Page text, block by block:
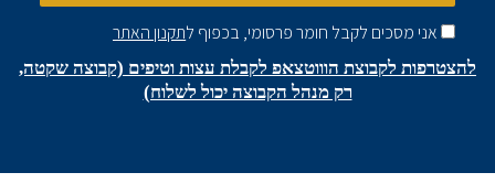
אני מסכים לקבל חומר פרסומי, בכפוף לתקנון האתר
להצטרפות לקבוצת הוווטצאפ לקבלת עצות וטיפים (קבוצה שקטה,
רק מנהל הקבוצה יכול לשלוח)